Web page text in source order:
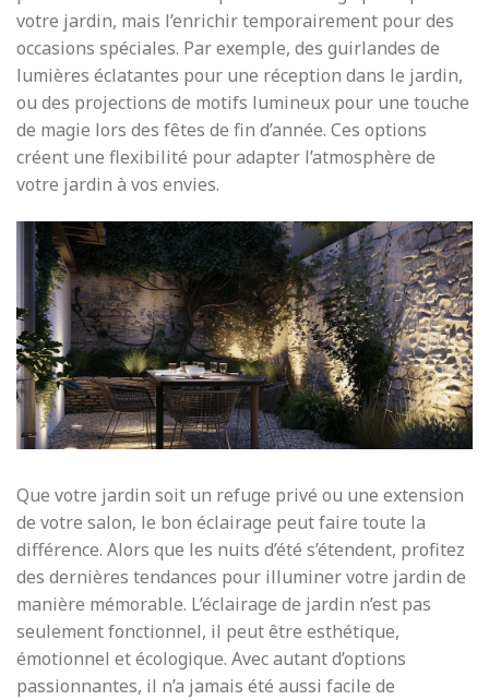
votre jardin, mais l’enrichir temporairement pour des
occasions spéciales. Par exemple, des guirlandes de
lumières éclatantes pour une réception dans le jardin,
ou des projections de motifs lumineux pour une touche
de magie lors des fêtes de fin d’année. Ces options
créent une flexibilité pour adapter l’atmosphère de
votre jardin à vos envies.
Que votre jardin soit un refuge privé ou une extension
de votre salon, le bon éclairage peut faire toute la
différence. Alors que les nuits d’été s’étendent, profitez
des dernières tendances pour illuminer votre jardin de
manière mémorable. L’éclairage de jardin n’est pas
seulement fonctionnel, il peut être esthétique,
émotionnel et écologique. Avec autant d’options
passionnantes, il n’a jamais été aussi facile de